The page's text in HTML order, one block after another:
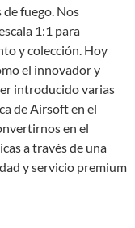
fuego. Nos
1:1 para
y colección. Hoy
el innovador y
introducido varias
de Airsoft en el
en el
a través de una
y servicio premium